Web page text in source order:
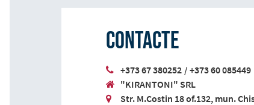
Contacte
+373 67 380252 / +373 60 085449
"KIRANTONI" SRL
Str. M.Costin 18 of.132, mun.